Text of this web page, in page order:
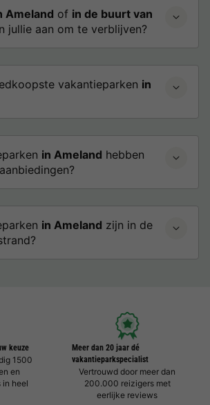
Ameland of in de buurt van
jullie aan om te verblijven?
vakantieparken in
in Ameland hebben
in Ameland zijn in de
keuze
1500
en
in heel
Meer dan 20 jaar dé
vakantieparkspecialist
Vertrouwd door meer dan
200.000 reizigers met
eerlijke reviews